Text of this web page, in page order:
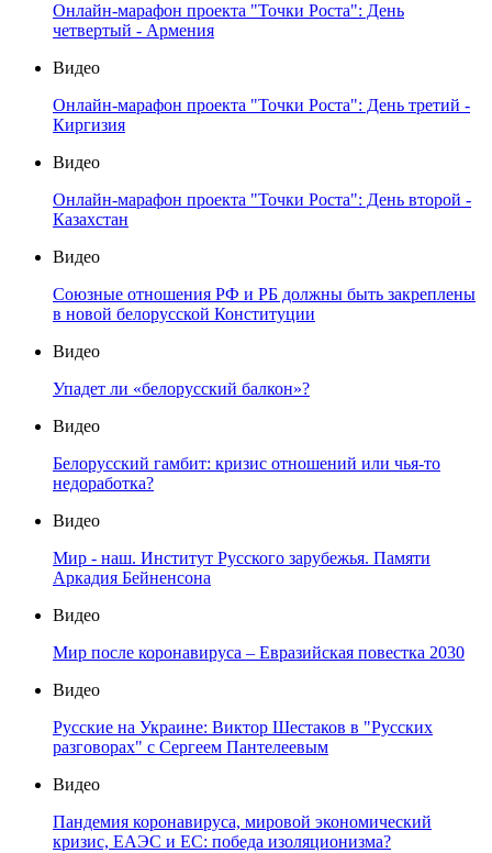
Онлайн-марафон проекта "Точки Роста": День
четвертый - Армения
Видео
Онлайн-марафон проекта "Точки Роста": День третий -
Киргизия
Видео
Онлайн-марафон проекта "Точки Роста": День второй -
Казахстан
Видео
Союзные отношения РФ и РБ должны быть закреплены
в новой белорусской Конституции
Видео
Упадет ли «белорусский балкон»?
Видео
Белорусский гамбит: кризис отношений или чья-то
недоработка?
Видео
Мир - наш. Институт Русского зарубежья. Памяти
Аркадия Бейненсона
Видео
Мир после коронавируса – Евразийская повестка 2030
Видео
Русские на Украине: Виктор Шестаков в "Русских
разговорах" с Сергеем Пантелеевым
Видео
Пандемия коронавируса, мировой экономический
кризис, ЕАЭС и ЕС: победа изоляционизма?